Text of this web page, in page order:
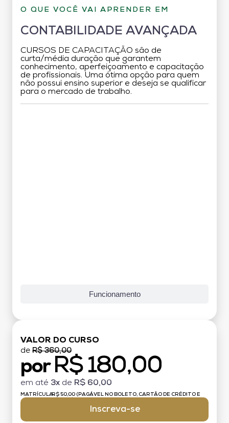
O QUE VOCÊ VAI APRENDER EM
CONTABILIDADE AVANÇADA
CURSOS DE CAPACITAÇÃO são de
curta/média duração que garantem
conhecimento, aperfeiçoamento e capacitação
de profissionais. Uma ótima opção para quem
não possui ensino superior e deseja se qualificar
para o mercado de trabalho.
Funcionamento
VALOR DO CURSO
de R$ 360,00
por R$ 180,00
em até 3x de R$ 60,00
MATRÍCULA:R$ 50,00 (PAGÁVEL NO BOLETO, CARTÃO DE CRÉDITO E
Inscreva-se